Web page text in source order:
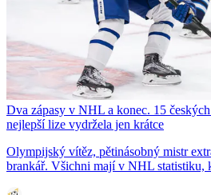
Dva zápasy v NHL a konec. 15
nejlepší lize vydržela jen krátce
Olympijský vítěz, pětinásobný mistr
brankář. Všichni mají v NHL statistiku,